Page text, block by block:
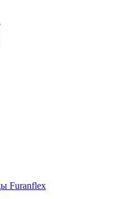
Furanflex